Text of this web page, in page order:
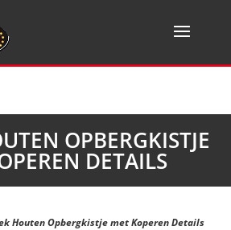
OPBERGKISTJE
DETAILS
Houten Opbergkistje met Koperen Details